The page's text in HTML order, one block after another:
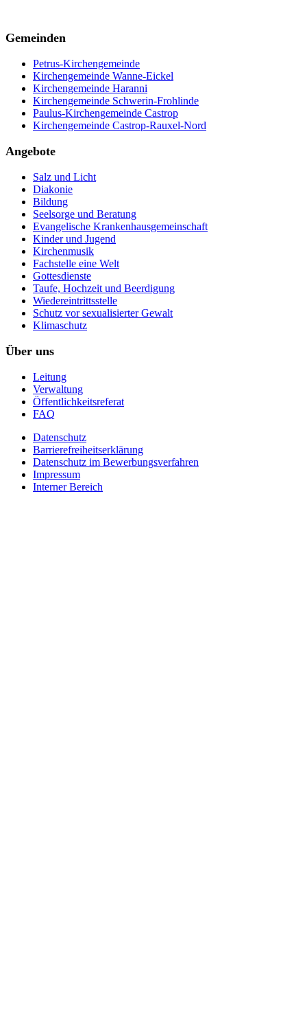
Gemeinden
Petrus-Kirchengemeinde
Kirchengemeinde Wanne-Eickel
Kirchengemeinde Haranni
Kirchengemeinde Schwerin-Frohlinde
Paulus-Kirchengemeinde Castrop
Kirchengemeinde Castrop-Rauxel-Nord
Angebote
Salz und Licht
Diakonie
Bildung
Seelsorge und Beratung
Evangelische Krankenhausgemeinschaft
Kinder und Jugend
Kirchenmusik
Fachstelle eine Welt
Gottesdienste
Taufe, Hochzeit und Beerdigung
Wiedereintrittsstelle
Schutz vor sexualisierter Gewalt
Klimaschutz
Über uns
Leitung
Verwaltung
Öffentlichkeitsreferat
FAQ
Datenschutz
Barrierefreiheitserklärung
Datenschutz im Bewerbungsverfahren
Impressum
Interner Bereich